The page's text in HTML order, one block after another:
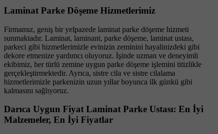
Laminat Parke Döşeme Hizmetlerimiz
Firmamız, geniş bir yelpazede laminat parke döşeme hizmeti
sunmaktadır. Laminat, laminant, parke döşeme, laminat ustası,
parkeci gibi hizmetlerimizle evinizin zeminini hayalinizdeki gibi
dekore etmenize yardımcı oluyoruz. İşinde uzman ve deneyimli
ekibimiz, her türlü zemine uygun parke döşeme işlemini titizlikle
gerçekleştirmektedir. Ayrıca, sistre cila ve sistre cilalama
hizmetlerimizle parkenizin uzun yıllar boyunca ilk günkü gibi
kalmasını sağlıyoruz.
Darıca Uygun Fiyat Laminat Parke Ustası: En İyi
Malzemeler, En İyi Fiyatlar